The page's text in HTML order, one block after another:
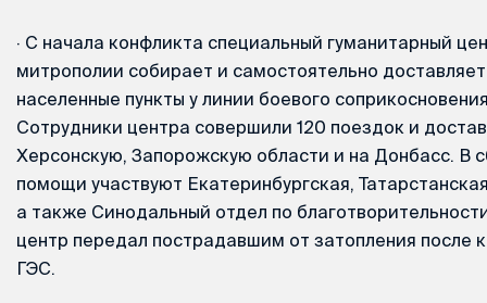
· С начала конфликта специальный гуманитарный
митрополии собирает и самостоятельно
населенные пункты у линии боевого
Сотрудники центра совершили 120 поездок и
Херсонскую, Запорожскую области и на Донбасс. В
помощи участвуют Екатеринбургская,
а также Синодальный отдел по
центр передал пострадавшим от затопления после
ГЭС.